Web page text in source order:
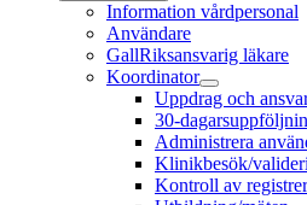
Information vårdpersonal
Användare
GallRiksansvarig läkare
Koordinator
Uppdrag och
30-
Administrera
Klinikbesök/
Kontroll av